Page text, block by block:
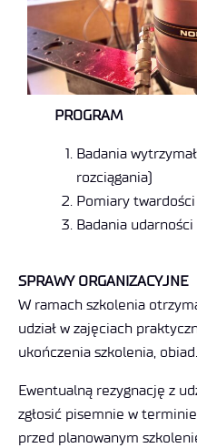
PROGRAM
Badania
rozciągania)
Pomiary twardości
Badania udarności
SPRAWY ORGANIZACYJNE
W ramach szkolenia
udział w zajęciach
ukończenia szkolenia, obiad.
Ewentualną rezygnację z
zgłosić pisemnie w
przed planowanym